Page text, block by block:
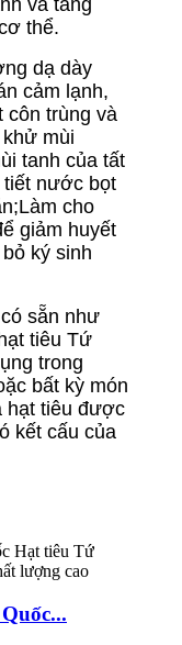
và tăng
thể.
dạ dày
cảm lạnh,
côn trùng và
mùi
tanh của tất
tiết nước bọt
cho
giảm huyết
ký sinh
sẵn như
tiêu Tứ
trong
bất kỳ món
hạt tiêu được
kết cấu của